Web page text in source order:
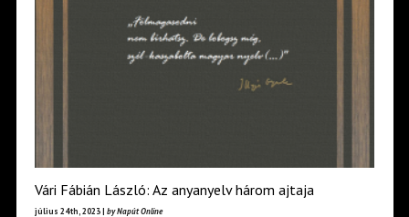
Vári Fábián László: Az anyanyelv három ajtaja
július 24th, 2023 | by Napút Online